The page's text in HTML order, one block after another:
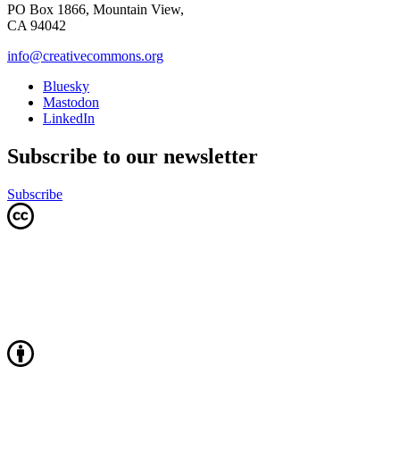
PO Box 1866, Mountain View,
CA 94042
info@creativecommons.org
Bluesky
Mastodon
LinkedIn
Subscribe to our newsletter
Subscribe